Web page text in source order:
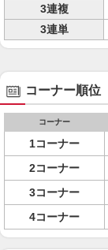
3連複
3連単
コーナー順位
コーナー
1コーナー
2コーナー
3コーナー
4コーナー